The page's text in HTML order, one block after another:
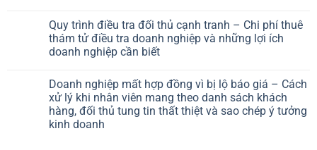
Quy trình điều tra đối thủ cạnh tranh – Chi phí thuê
thám tử điều tra doanh nghiệp và những lợi ích
doanh nghiệp cần biết
Doanh nghiệp mất hợp đồng vì bị lộ báo giá – Cách
xử lý khi nhân viên mang theo danh sách khách
hàng, đối thủ tung tin thất thiệt và sao chép ý tưởng
kinh doanh